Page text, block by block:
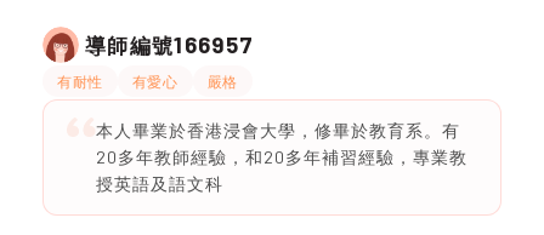
導師編號166957
有耐性 有愛心 嚴格
本人畢業於香港浸會大學，修畢於教育系。有
20多年教師經驗，和20多年補習經驗，專業教
授英語及語文科